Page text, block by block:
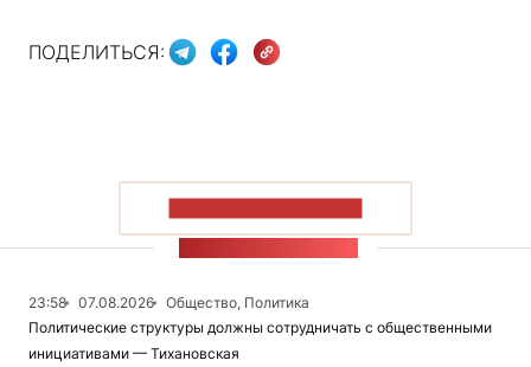
ПОДЕЛИТЬСЯ:
23:58 07.08.2026
Общество, Политика
Политические структуры должны сотрудничать с общественными
инициативами — Тихановская